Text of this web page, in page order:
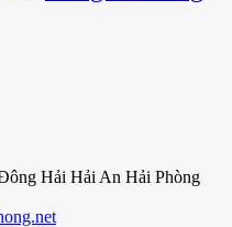
Hải Hải An Hải Phòng